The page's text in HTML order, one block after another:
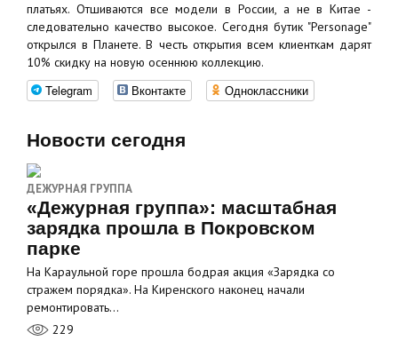
платьях. Отшиваются все модели в России, а не в Китае -
следовательно качество высокое. Сегодня бутик "Personage"
открылся в Планете. В честь открытия всем клиенткам дарят
10% скидку на новую осеннюю коллекцию.
Telegram Вконтакте Одноклассники
Новости сегодня
ДЕЖУРНАЯ ГРУППА
«Дежурная группа»: масштабная
зарядка прошла в Покровском
парке
На Караульной горе прошла бодрая акция «Зарядка со
стражем порядка». На Киренского наконец начали
ремонтировать…
229